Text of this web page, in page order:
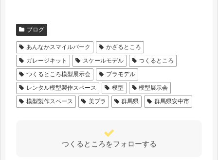
ブログ
あんなかスマイルパーク
かざるところ
ガレージキット
スケールモデル
つくるところ
つくるところ模型展示会
プラモデル
レンタル模型製作スペース
模型
模型展示会
模型製作スペース
美プラ 群馬県 群馬県安中市
つくるところをフォローする